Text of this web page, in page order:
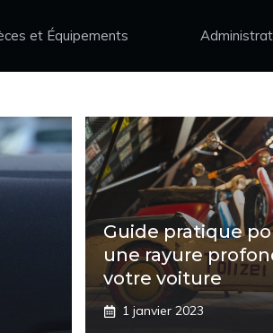
et Équipements
Guide pratique
une rayure
votre voiture
1 janvier 2023